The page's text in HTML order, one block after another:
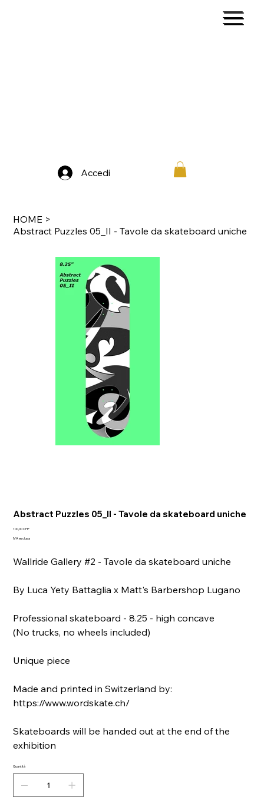
HOME >
Abstract Puzzles 05_II - Tavole da skateboard uniche
Abstract Puzzles 05_II - Tavole da skateboard uniche
Prezzo
100,00 CHF
IVA esclusa
Wallride Gallery #2 - Tavole da skateboard uniche
By Luca Yety Battaglia x Matt's Barbershop Lugano
Professional skateboard - 8.25 - high concave
(No trucks, no wheels included)
Unique piece
Made and printed in Switzerland by:
https://www.wordskate.ch/
Skateboards will be handed out at the end of the
exhibition
Quantità
Accedi